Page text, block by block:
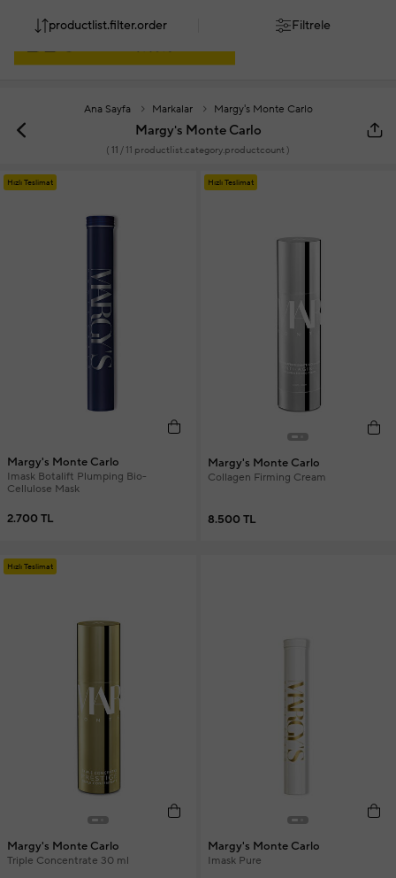
Ana Sayfa Markalar Margy's Monte Carlo
Margy's Monte Carlo
( 11 / 11 productlist.category.productcount )
productlist.filter.order Filtrele
Hızlı Teslimat
Margy's Monte Carlo
Imask Botalift Plumping Bio-
Cellulose Mask
2.700 TL
Hızlı Teslimat
Margy's Monte Carlo
Collagen Firming Cream
8.500 TL
Hızlı Teslimat
Margy's Monte Carlo
Triple Concentrate 30 ml
Margy's Monte Carlo
Imask Pure